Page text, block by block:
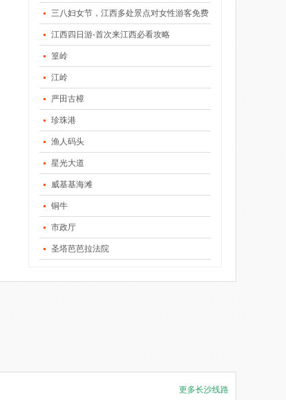
三八妇女节，江西多处景点对女性游客免费
江西四日游-首次来江西必看攻略
篁岭
江岭
严田古樟
珍珠港
渔人码头
星光大道
威基基海滩
铜牛
市政厅
圣塔芭芭拉法院
更多长沙线路